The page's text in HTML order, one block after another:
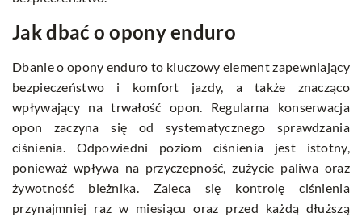
Jak dbać o opony enduro
Dbanie o opony enduro to kluczowy element zapewniający
bezpieczeństwo i komfort jazdy, a także znacząco
wpływający na trwałość opon. Regularna konserwacja
opon zaczyna się od systematycznego sprawdzania
ciśnienia. Odpowiedni poziom ciśnienia jest istotny,
ponieważ wpływa na przyczepność, zużycie paliwa oraz
żywotność bieżnika. Zaleca się kontrolę ciśnienia
przynajmniej raz w miesiącu oraz przed każdą dłuższą